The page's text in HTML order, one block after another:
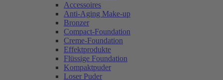
Accessoires
Anti-Aging Make-up
Bronzer
Compact-Foundation
Creme-Foundation
Effektprodukte
Flüssige Foundation
Kompaktpuder
Loser Puder